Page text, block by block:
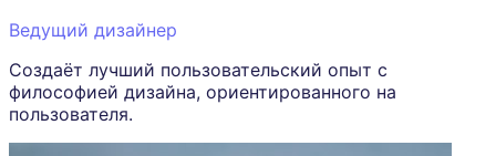
Ведущий дизайнер
Создаёт лучший пользовательский опыт с
философией дизайна, ориентированного на
пользователя.